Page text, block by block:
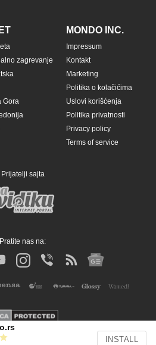
zagrevanje
Gora
MONDO INC.
Impressum
Kontakt
Marketing
Politika o kolačićima
Uslovi korišćenja
Politika privatnosti
Privacy policy
Terms of service
Prijatelji sajta
Pratite nas na:
2026. Sva prava zadržana. Mondo inc.
INSTALL